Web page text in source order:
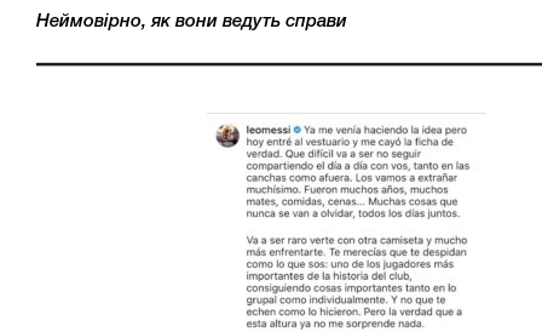
Неймовірно, як вони ведуть справи